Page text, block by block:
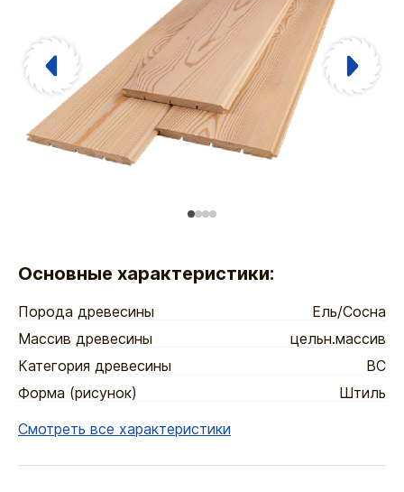
Основные характеристики:
Порода древесины
Ель/Сосна
Массив древесины
цельн.массив
Категория древесины
ВС
Форма (рисунок)
Штиль
Смотреть все характеристики